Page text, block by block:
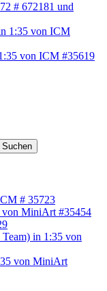
# 672181 und
von ICM #35619
Suchen
# 35723
von MiniArt #35454
in 1:35 von
von MiniArt